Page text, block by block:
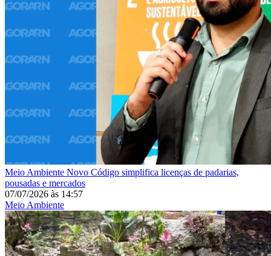
Meio Ambiente Novo Código simplifica licenças de padarias,
pousadas e mercados
07/07/2026 às 14:57
Meio Ambiente